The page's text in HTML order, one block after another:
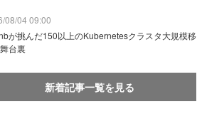
08/04 09:00
が挑んだ150以上のKubernetesクラスタ大規模移
台裏
新着記事一覧を見る